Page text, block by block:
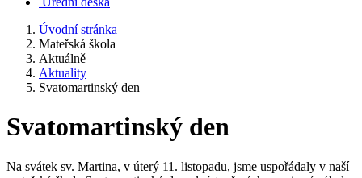
Úvodní stránka
Mateřská škola
Aktuálně
Aktuality
Svatomartinský den
Svatomartinský den
Na svátek sv. Martina, v úterý 11. listopadu, jsme uspořádaly v naší